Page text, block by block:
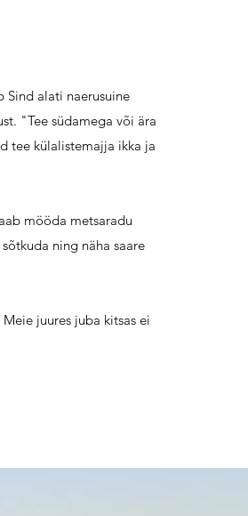
Sind alati naerusuine
"Tee südamega või ära
tee külalistemajja ikka ja
mööda metsaradu
ning näha saare
juures juba kitsas ei